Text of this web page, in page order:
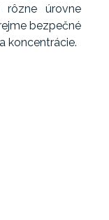
úrovne
bezpečné
koncentrácie.